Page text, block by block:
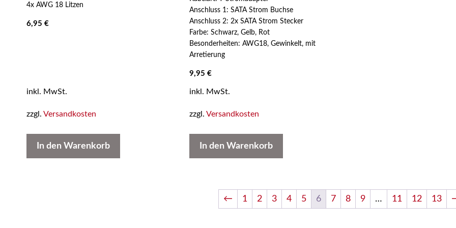
4x AWG 18 Litzen
6,95 €
inkl. MwSt.
zzgl. Versandkosten
In den Warenkorb
Anschluss 1: SATA Strom Buchse
Anschluss 2: 2x SATA Strom Stecker
Farbe: Schwarz, Gelb, Rot
Besonderheiten: AWG18, Gewinkelt, mit
Arretierung
9,95 €
inkl. MwSt.
zzgl. Versandkosten
In den Warenkorb
← 1 2 3 4 5 6 7 8 9 … 11 12 13